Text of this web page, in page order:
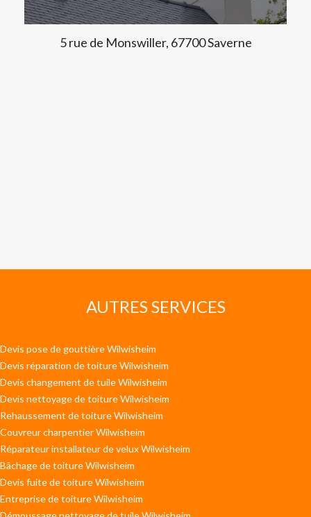
5 rue de Monswiller, 67700 Saverne
AUTRES SERVICES
Devis pose de gouttière Wilwisheim
Devis réparation de toiture Wilwisheim
Devis changement de tuile Wilwisheim
Devis nettoyage de toiture Wilwisheim
Rehaussement de toiture Wilwisheim
Couvreur charpentier Wilwisheim
Réparateur installateur de velux Wilwisheim
Bâchage de toiture Wilwisheim
Devis fuite de toiture Wilwisheim
Entreprise de toiture Wilwisheim